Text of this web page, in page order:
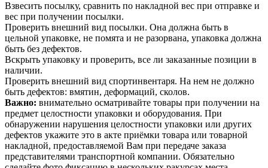
Взвесить посылку, сравнить по накладной вес при отправке и
вес при получении посылки.
Проверить внешний вид посылки. Она должна быть в
цельной упаковке, не помята и не разорвана, упаковка должна
быть без дефектов.
Вскрыть упаковку и проверить, все ли заказанные позиции в
наличии.
Проверить внешний вид спортинвентаря. На нем не должно
быть дефектов: вмятин, деформаций, сколов.
Важно: внимательно осматривайте товары при получении на
предмет целостности упаковки и оборудования. При
обнаружении нарушения целостности упаковки или других
дефектов укажите это в акте приёмки товара или товарной
накладной, предоставляемой Вам при передаче заказа
представителями транспортной компании. Обязательно